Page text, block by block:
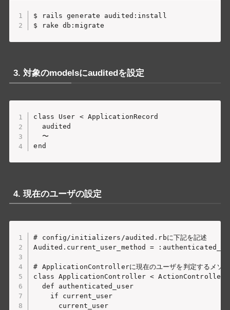
$ rails generate audited:install
3. 対象のmodelsにauditedを設定
class User < ApplicationRecord
  audited
  〜
4. 現在のユーザの設定
# config/initializers/audited.rbに下記を記述
Audited.current_user_method =
# ApplicationControllerに現在のユーザを判定するメソッ
class ApplicationController <
  def authenticated_user
    if current_user
      current_user